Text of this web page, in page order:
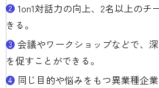
❷ 1on1対話力の向上、2名以上のチ
きる。
❸ 会議やワークショップなどで、
を促すことができる。
❹ 同じ目的や悩みをもつ異業種企